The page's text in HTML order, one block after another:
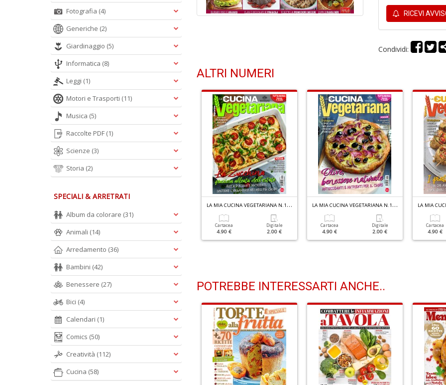
RICEVI
Condividi:
ALTRI NUMERI
Per Assaporare I Fiori
Digitale
1.90 €
La Primavera Nel Piatto
3.90 €
Digitale
1.90 €
L
A MIA CUCINA VEGETARIANA N.138
Cartacea
4.90 €
Digitale
2.00 €
L
A MIA CUCINA VEGETARIANA N.137
Cartacea
4.90 €
Digitale
2.00 €
Cartacea
4.90 €
POTREBBE INTERESSARTI ANCHE..
Fotografia (4)
Generiche (2)
Giardinaggio (5)
Informatica (8)
Leggi (1)
Motori e Trasporti (11)
Musica (5)
Raccolte PDF (1)
Scienze (3)
Storia (2)
SPECIALI & ARRETRATI
Album da colorare (31)
Animali (14)
Arredamento (36)
Bambini (42)
Benessere (27)
Bici (4)
Calendari (1)
Comics (50)
Creatività (112)
Cucina (58)